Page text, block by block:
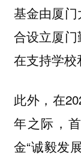
基金由厦
合设立厦
在支持学校
此外，在
年之际，
金“诚毅发